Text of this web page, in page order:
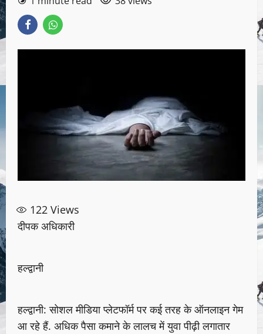
122 Views
दीपक अधिकारी
हल्द्वानी
हल्द्वानी: सोशल मीडिया प्लेटफॉर्म पर कई तरह के ऑनलाइन गेम
आ रहे हैं. अधिक पैसा कमाने के लालच में युवा पीढ़ी लगातार